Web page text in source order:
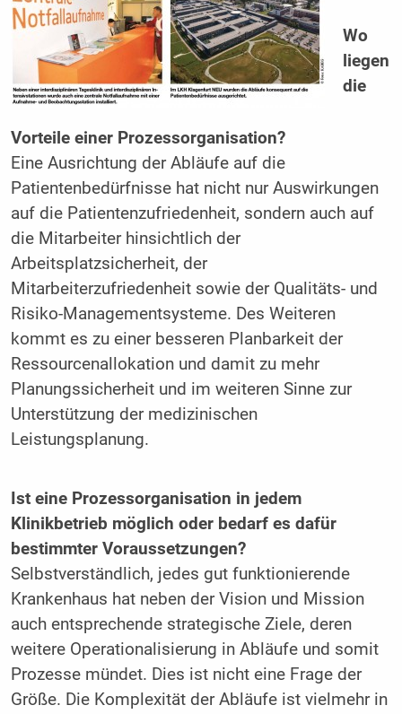
Wo
liegen
die
Vorteile einer Prozessorganisation?
Eine Ausrichtung der Abläufe auf die
Patientenbedürfnisse hat nicht nur Auswirkungen
auf die Patientenzufriedenheit, sondern auch auf
die Mitarbeiter hinsichtlich der
Arbeitsplatzsicherheit, der
Mitarbeiterzufriedenheit sowie der Qualitäts- und
Risiko-Managementsysteme. Des Weiteren
kommt es zu einer besseren Planbarkeit der
Ressourcenallokation und damit zu mehr
Planungssicherheit und im weiteren Sinne zur
Unterstützung der medizinischen
Leistungsplanung.
Ist eine Prozessorganisation in jedem
Klinikbetrieb möglich oder bedarf es dafür
bestimmter Voraussetzungen?
Selbstverständlich, jedes gut funktionierende
Krankenhaus hat neben der Vision und Mission
auch entsprechende strategische Ziele, deren
weitere Operationalisierung in Abläufe und somit
Prozesse mündet. Dies ist nicht eine Frage der
Größe. Die Komplexität der Abläufe ist vielmehr in